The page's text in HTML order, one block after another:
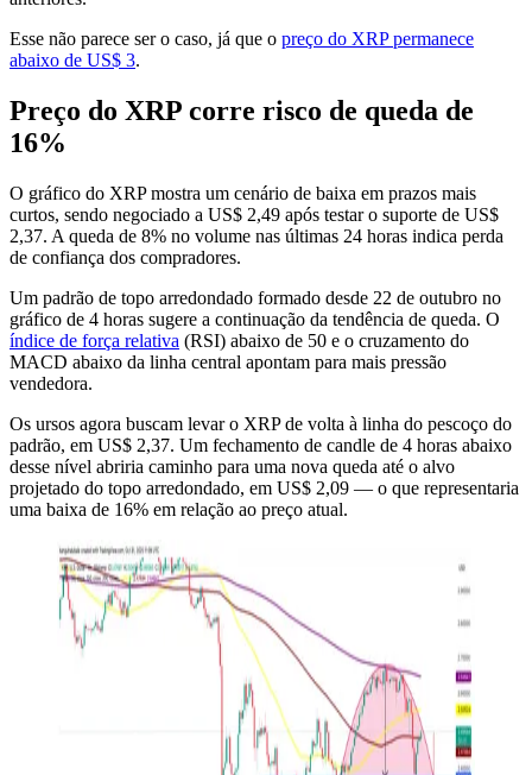
Esse não parece ser o caso, já que o preço do XRP permanece
abaixo de US$ 3.
Preço do XRP corre risco de queda de
16%
O gráfico do XRP mostra um cenário de baixa em prazos mais
curtos, sendo negociado a US$ 2,49 após testar o suporte de US$
2,37. A queda de 8% no volume nas últimas 24 horas indica perda
de confiança dos compradores.
Um padrão de topo arredondado formado desde 22 de outubro no
gráfico de 4 horas sugere a continuação da tendência de queda. O
índice de força relativa (RSI) abaixo de 50 e o cruzamento do
MACD abaixo da linha central apontam para mais pressão
vendedora.
Os ursos agora buscam levar o XRP de volta à linha do pescoço do
padrão, em US$ 2,37. Um fechamento de candle de 4 horas abaixo
desse nível abriria caminho para uma nova queda até o alvo
projetado do topo arredondado, em US$ 2,09 — o que representaria
uma baixa de 16% em relação ao preço atual.